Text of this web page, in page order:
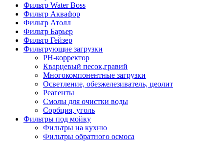
Фильтр Water Boss
Фильтр Аквафор
Фильтр Атолл
Фильтр Барьер
Фильтр Гейзер
Фильтрующие загрузки
PH-корректор
Кварцевый песок,гравий
Многокомпонентные загрузки
Осветление, обезжелезиватель, цеолит
Реагенты
Смолы для очистки воды
Сорбция, уголь
Фильтры под мойку
Фильтры на кухню
Фильтры обратного осмоса